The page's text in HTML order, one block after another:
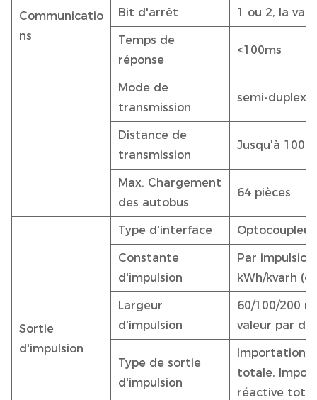
Communicatio
ns
Bit d'arrêt 1 ou 2, la
Temps de
réponse
<100ms
Mode de
transmission
semi-duplex
Distance de
transmission
Jusqu'à
Max. Chargement
des autobus
64 pièces
Sortie
d'impulsion
Type d'interface
Constante
d'impulsion
Par
kWh/kvarh
Largeur
d'impulsion
60/100/200
valeur par
Type de sortie
d'impulsion
Importation/
totale,
réactive